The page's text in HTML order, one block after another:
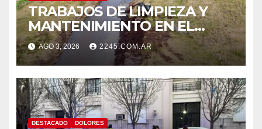
TRABAJOS DE LIMPIEZA Y
MANTENIMIENTO EN EL
CANAL LA PICASA
AGO 3, 2026 2245.COM.AR
DESTACADO DOLORES